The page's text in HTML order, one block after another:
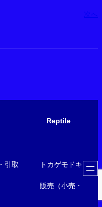
次へ
Reptile
・引取 トカゲモドキ
小売・